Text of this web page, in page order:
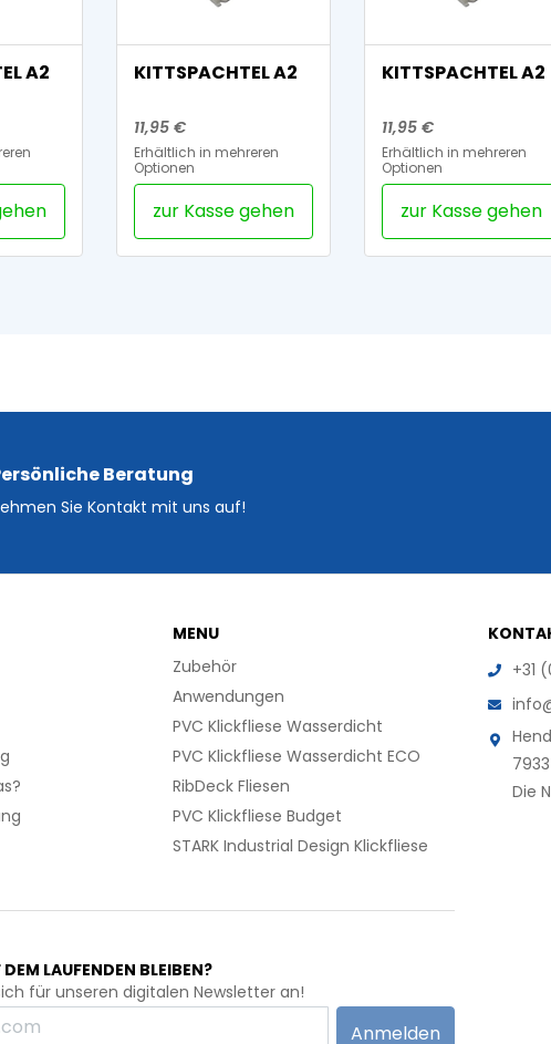
A2 KITTSPACHTEL A2
11,95 €
Erhältlich in mehreren
Optionen
zur Kasse gehen
KITTSPACHTEL A2
11,95 €
Erhältlich in mehreren
Optionen
zur Kasse gehen
Beratung
Sie Kontakt mit uns auf!
MENU
Zubehör
Anwendungen
PVC Klickfliese Wasserdicht
PVC Klickfliese Wasserdicht ECO
RibDeck Fliesen
PVC Klickfliese Budget
STARK Industrial Design Klickfliese
+31
Die
LAUFENDEN BLEIBEN?
für unseren digitalen Newsletter an!
Anmelden